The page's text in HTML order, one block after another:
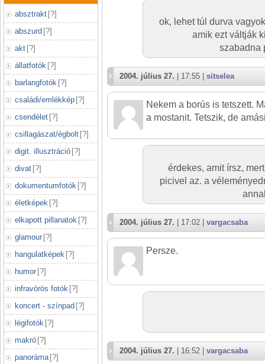
absztrakt [?]
abszurd [?]
akt [?]
állatfotók [?]
barlangfotók [?]
családi/emlékkép [?]
csendélet [?]
csillagászat/égbolt [?]
digit. illusztráció [?]
divat [?]
dokumentumfotók [?]
életképek [?]
elkapott pillanatok [?]
glamour [?]
hangulatképek [?]
humor [?]
infravörös fotók [?]
koncert - színpad [?]
légifotók [?]
makró [?]
panoráma [?]
ok, lehet túl durva
amik ezt váltják
szabadna
2004. július 27. | 17:55 | sitselea
Nekem a borús is tetszett.
a mostanit. Tetszik, de
érdekes, amit írsz,
picivel az. a
2004. július 27. | 17:02 | vargacsaba
Persze.
2004. július 27. | 16:52 | vargacsaba